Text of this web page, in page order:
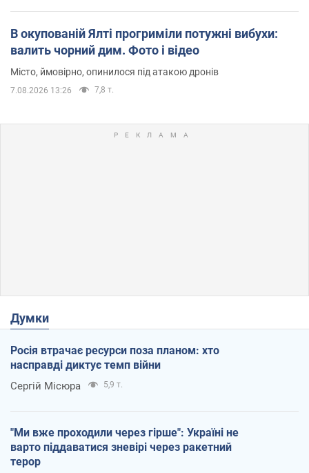
В окупованій Ялті прогриміли потужні вибухи:
валить чорний дим. Фото і відео
Місто, ймовірно, опинилося під атакою дронів
7.08.2026 13:26 7,8 т.
Думки
Росія втрачає ресурси поза планом: хто
насправді диктує темп війни
Сергій Місюра 5,9 т.
"Ми вже проходили через гірше": Україні не
варто піддаватися зневірі через ракетний
терор